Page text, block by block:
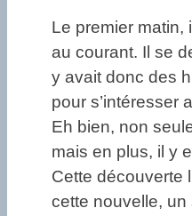
Le premier matin,
au courant. Il se
y avait donc des
pour s’intéresser
Eh bien, non
mais en plus, il y
Cette découverte
cette nouvelle, un